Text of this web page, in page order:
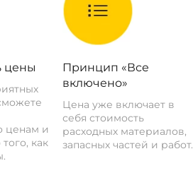
цены
ценам и
как
Принцип «Все
включено»
Цена уже включает в
себя стоимость
расходных материалов,
запасных частей и работ.